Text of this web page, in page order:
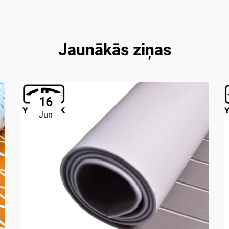
Jaunākās ziņas
16
Jun